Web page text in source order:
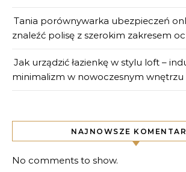
Tania porównywarka ubezpieczeń
znaleźć polisę z szerokim zakresem
Jak urządzić łazienkę w stylu loft –
minimalizm w nowoczesnym wnętrzu
NAJNOWSZE
No comments to show.